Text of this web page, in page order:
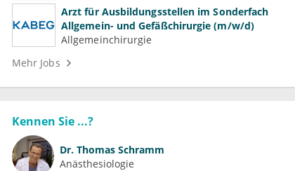
Arzt für Ausbildungsstellen im Sonderfach
Allgemein- und Gefäßchirurgie (m/w/d)
Allgemeinchirurgie
Mehr Jobs
Kennen Sie ...?
Dr. Thomas Schramm
Anästhesiologie